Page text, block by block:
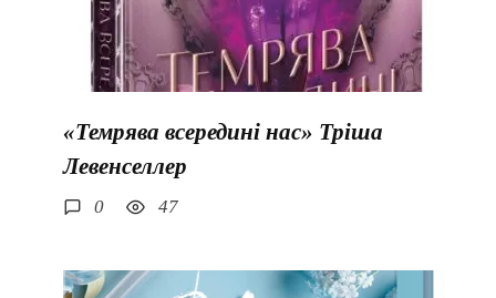
«Темрява всередині нас» Тріша
Левенселлер
0 47